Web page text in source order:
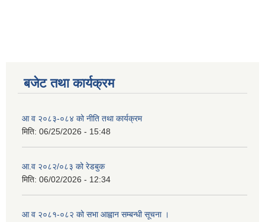
बजेट तथा कार्यक्रम
आ व २०८३-०८४ को नीति तथा कार्यक्रम
मिति: 06/25/2026 - 15:48
आ.व २०८२/०८३ को रेडबुक
मिति: 06/02/2026 - 12:34
आ व २०८१-०८२ को सभा आह्वान सम्बन्धी सूचना ।